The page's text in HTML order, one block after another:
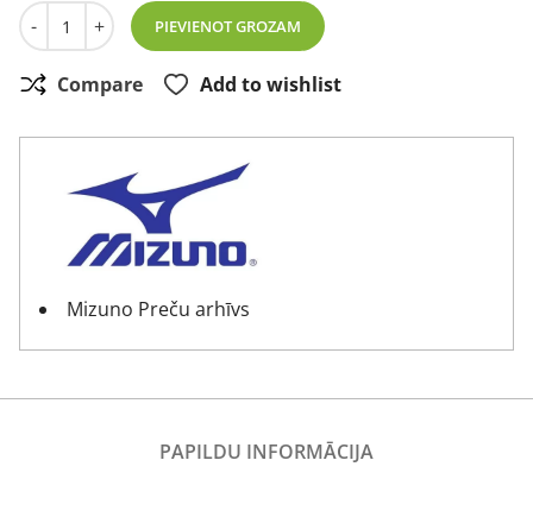
-
Mizuno Wave Cadence 2020 balta/ļima daudzums
+ PIEVIENOT GROZAM
Compare Add to wishlist
Mizuno Preču arhīvs
PAPILDU INFORMĀCIJA